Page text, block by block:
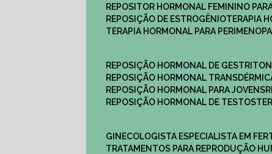
REPOSITOR HORMONAL FEMININO
REPOSIÇÃO DE ESTROGÊNIO
TERAPIA
TERAPIA HORMONAL PARA
REPOSIÇÃO HORMONAL DE
REPOSIÇÃO HORMONAL
REPOSIÇÃO HORMONAL PARA JOVENS
REPOSIÇÃO HORMONAL DE
GINECOLOGISTA ESPECIALISTA EM
TRATAMENTOS PARA REPRODUÇÃO